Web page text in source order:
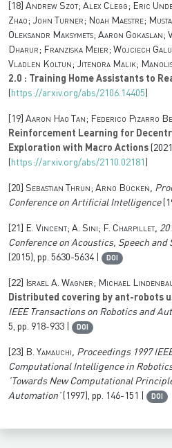
[18] Andrew Szot; Alex Clegg; Eric
Zhao; John Turner; Noah Maestre;
Oleksandr Maksymets; Aaron Gokaslan;
Dharur; Franziska Meier; Wojciech
Vladlen Koltun; Jitendra Malik; Manolis
2.0 : Training Home Assistants to
( https://arxiv.org/abs/2106.14405)
[19] Aaron Hao Tan; Federico Pizarro
Reinforcement Learning for
Exploration with Macro Actions
( https://arxiv.org/abs/2110.02181 )
[20] Sebastian Thrun; Arno Bücken,
Conference on Artificial Intelligence
[21] E. Vincent; A. Sini; F. Charpillet,
Conference on Acoustics, Speech and
(2015), pp. 5630-5634 |
DOI
[22]
Israel A. Wagner; Michael
Distributed covering by ant-robots
IEEE Transactions on Robotics and
5, pp. 918-933 |
DOI
[23] B. Yamauchi, Proceedings 1997
Computational Intelligence in
’Towards New Computational
Automation’(1997), pp. 146-151 | DOI